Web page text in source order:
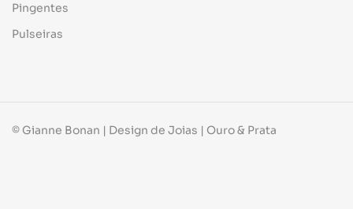
Pingentes
Pulseiras
© Gianne Bonan | Design de Joias | Ouro & Prata